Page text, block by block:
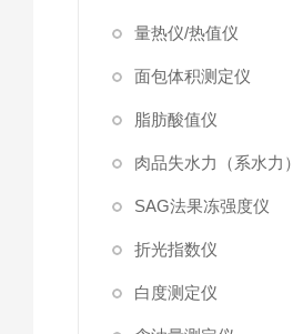
量热仪/热值仪
面包体积测定仪
脂肪酸值仪
肉品失水力（系水力）
SAG法果冻强度仪
折光指数仪
白度测定仪